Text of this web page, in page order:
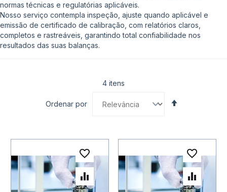
normas técnicas e regulatórias aplicáveis.
Nosso serviço contempla inspeção, ajuste quando aplicável e
emissão de certificado de calibração, com relatórios claros,
completos e rastreáveis, garantindo total confiabilidade nos
resultados das suas balanças.
4 itens
Ordenar por
Adicionar à lista de
Adicionar para Comparar